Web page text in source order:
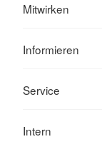
Mitwirken
Informieren
Service
Intern